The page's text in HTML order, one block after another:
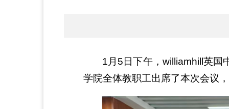
1月5日下午，williamhill英国
学院全体教职工出席了本次会议